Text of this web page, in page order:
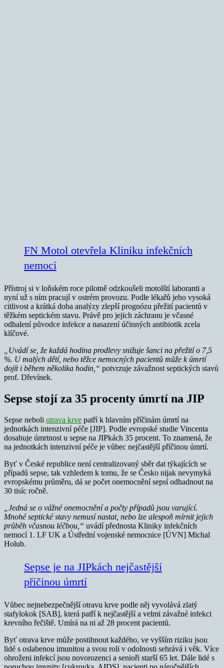
FN Motol otevřela Kliniku infekčních
nemocí
Přístroj si v loňském roce pilotně odzkoušeli motolští laboranti a
nyní už s ním pracují v ostrém provozu. Podle lékařů jeho vysoká
citlivost a krátká doba analýzy zlepší prognózu přežití pacientů v
těžkém septickém stavu. Právě pro jejich záchranu je včasné
odhalení původce infekce a nasazení účinných antibiotik zcela
klíčové.
„Uvádí se, že každá hodina prodlevy snižuje šanci na přežití o 7,5
%. U malých dětí, nebo těžce nemocných pacientů může k úmrtí
dojít i během několika hodin,“ potvrzuje závažnost septických stavů
prof. Dřevínek.
Sepse stojí za 35 procenty úmrtí na JIP
Sepse neboli otrava krve patří k hlavním příčinám úmrtí na
jednotkách intenzivní péče [JIP]. Podle evropské studie Vincenta
dosahuje úmrtnost u sepse na JIPkách 35 procent. To znamená, že
na jednotkách intenzivní péče je vůbec nejčastější příčinou úmrtí.
Byť v České republice není centralizovaný sběr dat týkajících se
případů sepse, tak vzhledem k tomu, že se Česko nijak nevymyká
evropskému průměru, dá se počet onemocnění sepsí odhadnout na
30 tisíc ročně.
„Jedná se o vážné onemocnění a počty případů jsou varující.
Mnohé septické stavy nemusí nastat, nebo lze alespoň mírnit jejich
průběh včasnou léčbou,“ uvádí přednosta Kliniky infekčních
nemocí 1. LF UK a Ústřední vojenské nemocnice [ÚVN] Michal
Holub.
Sepse je na JIPkách nejčastější
příčinou úmrtí
Vůbec nejnebezpečnější otravu krve podle něj vyvolává zlatý
stafylokok [SAB], která patří k nejčastější a velmi závažné infekci
krevního řečiště. Umírá na ni až 28 procent pacientů.
Byť otrava krve může postihnout každého, ve vyšším riziku jsou
lidé s oslabenou imunitou a svou roli v odolnosti sehrává i věk. Více
ohroženi infekcí jsou novorozenci a senioři starší 65 let. Dále lidé s